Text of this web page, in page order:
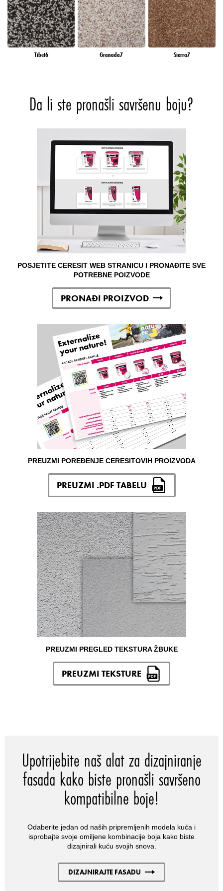
Tibet6 Granada7 Sierra7
Da li ste pronašli savršenu boju?
POSJETITE CERESIT WEB STRANICU I PRONAĐITE SVE
POTREBNE POIZVODE
PRONAĐI PROIZVOD
PREUZMI POREĐENJE CERESITOVIH PROIZVODA
PREUZMI .PDF TABELU
PREUZMI PREGLED TEKSTURA ŽBUKE
PREUZMI TEKSTURE
Upotrijebite naš alat za dizajniranje
fasada kako biste pronašli savršeno
kompatibilne boje!
Odaberite jedan od naših pripremljenih modela kuća i
isprobajte svoje omiljene kombinacije boja kako biste
dizajnirali kuću svojih snova.
DIZAJNIRAJTE FASADU